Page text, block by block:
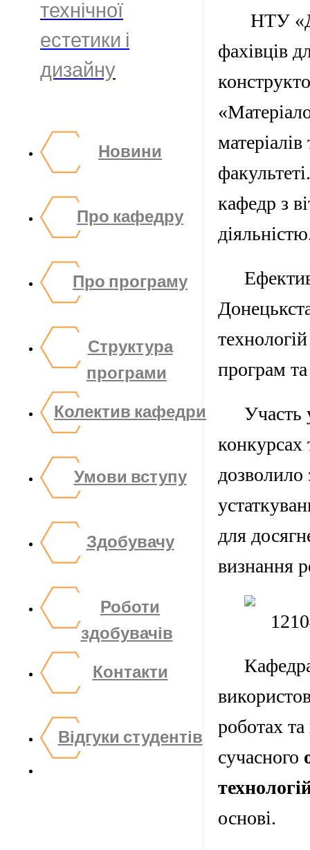
технічної
естетики і
дизайну
Новини
Про кафедру
Про програму
Структура
програми
Колектив кафедри
Умови вступу
Здобувачу
Роботи
здобувачів
Контакти
Відгуки студентів
НТУ
фахівців
кафедр з
програм
Участь
конкурсах
дозволило
для
визнання
роботах та
сучасного
основі.